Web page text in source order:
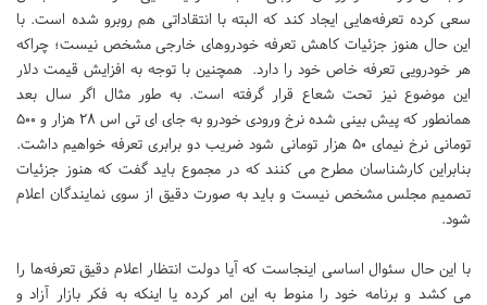
سعی کرده تعرفه‌هایی ایجاد کند که البته با انتقاداتی هم روبرو شده است. با
این حال هنوز جزئیات کاهش تعرفه خودروهای خارجی مشخص نیست؛ چراکه
هر خودرویی تعرفه خاص خود را دارد. همچنین با توجه به افزایش قیمت دلار
این موضوع نیز تحت شعاع قرار گرفته است. به طور مثال اگر سال بعد
همانطور که پیش بینی شده نرخ ورودی خودرو به جای ای تی اس ۲۸ هزار و ۵۰۰
تومانی نرخ نیمای ۵۰ هزار تومانی شود ضریب دو برابری تعرفه خواهیم داشت.
بنابراین کارشناسان مطرح می کنند که در مجموع باید گفت که هنوز جزئیات
تصمیم مجلس مشخص نیست و باید به صورت دقیق از سوی نمایندگان اعلام
شود.
با این حال سئوال اساسی اینجاست که آیا دولت انتظار اعلام دقیق تعرفه‌ها را
می کشد و برنامه خود را منوط به این امر کرده یا اینکه به فکر بازار آزاد و